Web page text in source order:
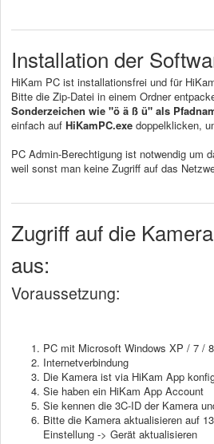
Installation der
HiKam PC ist installationsfrei und für
Bitte die Zip-Datei in einem Ordner
Sonderzeichen wie "ö ä ß ü" als
einfach auf HiKamPC.exe doppelklicken,
PC Admin-Berechtigung ist notwendig um
weil sonst man keine Zugriff auf das
Zugriff auf die
aus:
Voraussetzung:
PC mit Microsoft Windows XP / 7 /
Internetverbindung
Die Kamera ist via HiKam App
Sie haben ein HiKam App Account
Sie kennen die 3C-ID der Kamera
Bitte die Kamera aktualisieren auf
Einstellung -> Gerät aktualisieren